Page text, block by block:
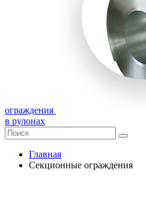
ограждения
в рулонах
Главная
Секционные ограждения